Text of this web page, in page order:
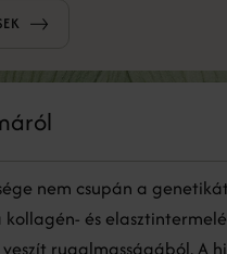
nem csupán a
és
rugalmasságából. A